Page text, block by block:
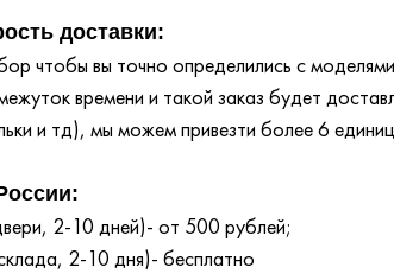
доставки:
чтобы вы точно определились с
времени и такой заказ будет
и тд), мы можем привезти более 6
2-10 дней)- от 500 рублей;
2-10 дня)- бесплатно